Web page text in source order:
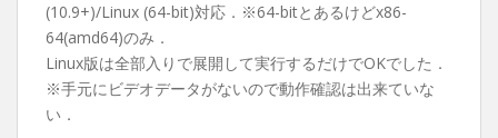
(10.9+)/Linux (64-bit)対応．※64-bitとあるけどx86-
64(amd64)のみ．
Linux版は全部入りで展開して実行するだけでOKでした．
※手元にビデオデータがないので動作確認は出来ていな
い．